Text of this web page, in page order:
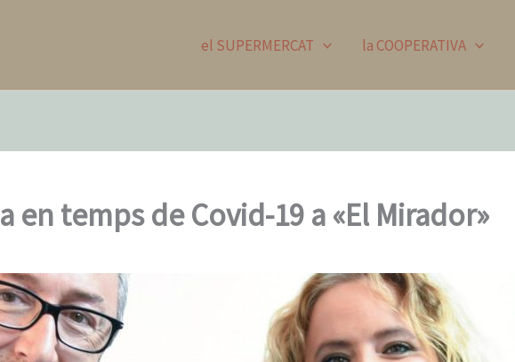
el SUPERMERCAT la COOPERATIVA
en temps de Covid-19 a «El Mirador»